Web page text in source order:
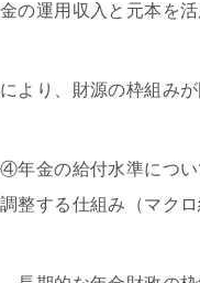
の運用収入と元本を活
より、財源の枠組みが
年金の給付水準につ
整する仕組み（マク